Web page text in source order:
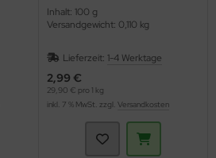
Inhalt: 100 g
Versandgewicht: 0,110 kg
Lieferzeit: 1-4 Werktage
2,99 €
29,90 € pro 1 kg
inkl. 7 % MwSt. zzgl. Versandkosten